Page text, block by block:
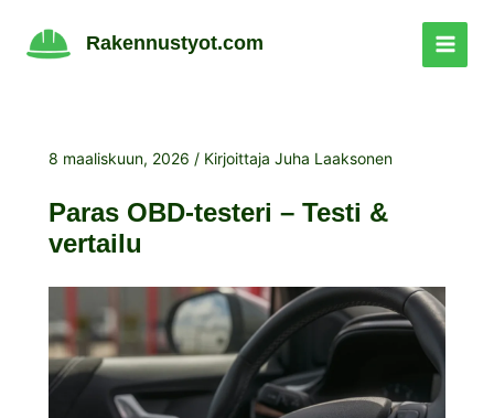
sisältöön
Rakennustyot.com
8 maaliskuun, 2026 / Kirjoittaja Juha Laaksonen
Paras OBD-testeri – Testi &
vertailu